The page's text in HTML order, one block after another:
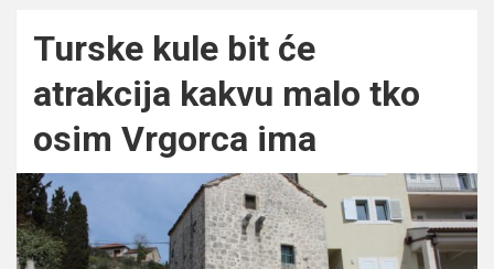
Turske kule bit će
atrakcija kakvu malo tko
osim Vrgorca ima